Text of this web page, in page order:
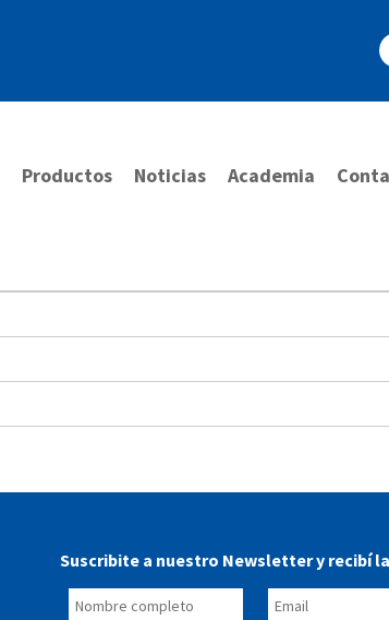
Productos Noticias Academia
Suscribite a nuestro Newsletter y recibí